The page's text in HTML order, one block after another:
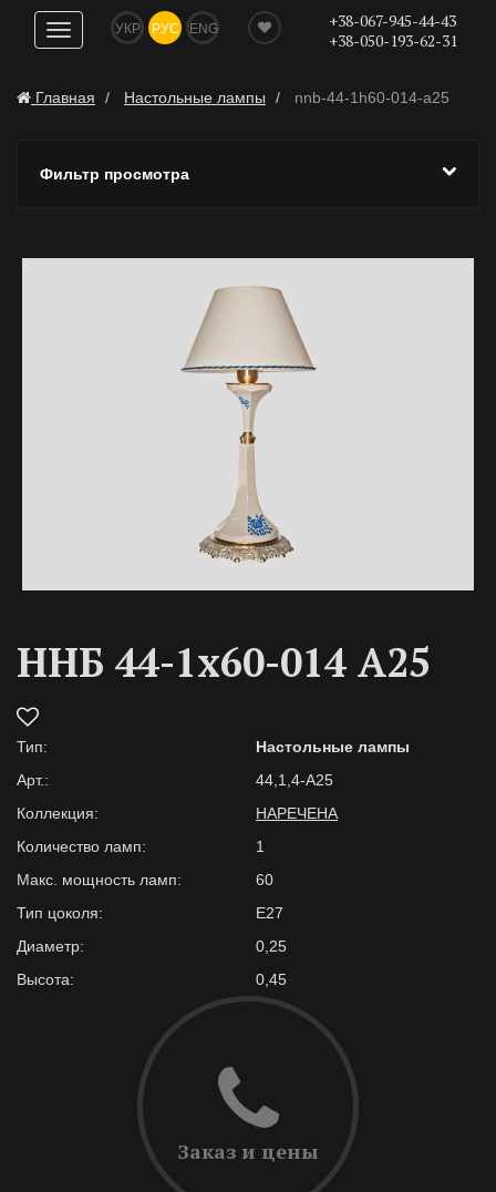
Показать
навигацию
УКР РУС ENG
+38-067-945-44-43
+38-050-193-62-31
Главная Настольные лампы nnb-44-1h60-014-a25
Фильтр просмотра
ННБ 44-1х60-014 A25
Тип:
Настольные лампы
Арт.:
44,1,4-A25
Коллекция:
НАРЕЧЕНА
Количество ламп:
1
Макс. мощность ламп:
60
Тип цоколя:
E27
Диаметр:
0,25
Высота:
0,45
Заказ и цены